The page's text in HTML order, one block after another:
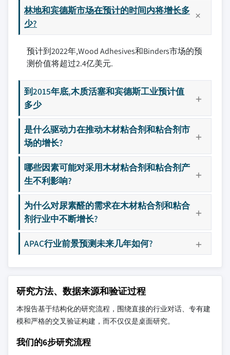
林地和宾德斯市场在预计的时间内将增长多
少?
预计到2022年,Wood Adhesives和Binders市场的预
测价值将超过2.4亿美元.
到2015年底,木质活塞和宾德斯工业预计值
多少
是什么驱动力在推动木材粘合剂和粘合剂市
场的增长?
哪些因素可能对采用木材粘合剂和粘合剂产
生不利影响?
为什么对尿素醛的需求在木材粘合剂和粘合
剂行业中不断增长?
APAC行业前景预测未来几年如何?
研究方法、数据来源和验证过程
本报告基于结构化的研究流程，围绕直接的行业对话、专有建
模和严格的交叉验证构建，而不仅仅是桌面研究。
我们的6步研究流程